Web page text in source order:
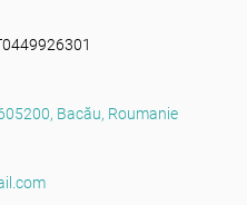
Bacău, Roumanie